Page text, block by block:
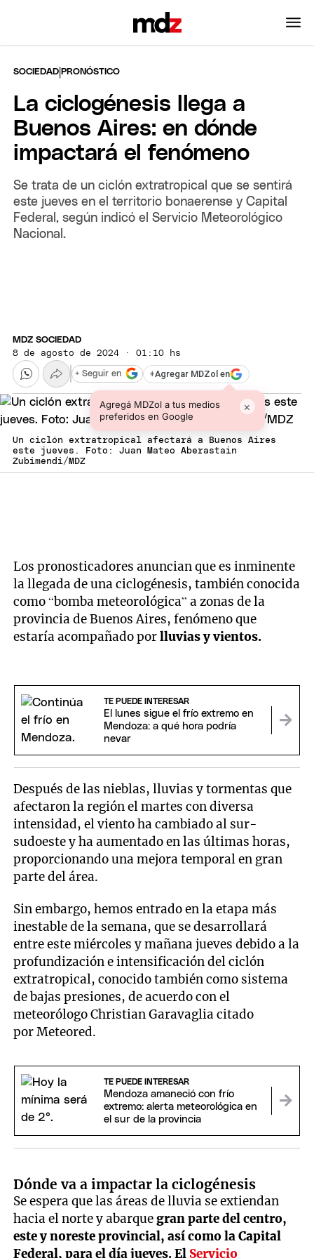
SOCIEDAD |PRONÓSTICO
La ciclogénesis llega a
Buenos Aires: en dónde
impactará el fenómeno
Se trata de un ciclón extratropical que se sentirá
este jueves en el territorio bonaerense y Capital
Federal, según indicó el Servicio Meteorológico
Nacional.
MDZ SOCIEDAD
8 de agosto de 2024 · 01:10 hs
+Agregar MDZol en
Agregá MDZol a tus medios
preferidos en Google
×
+ Seguir en
Un ciclón extratropical afectará a Buenos Aires
este jueves. Foto: Juan Mateo Aberastain
Zubimendi/MDZ
Los pronosticadores anuncian que es inminente
la llegada de una ciclogénesis, también conocida
como “bomba meteorológica” a zonas de la
provincia de Buenos Aires, fenómeno que
estaría acompañado porlluvias y vientos.
TE PUEDE INTERESAR
El lunes sigue el frío extremo en
Mendoza: a qué hora podría
nevar
Después de las nieblas, lluvias y tormentas que
afectaron la región el martes con diversa
intensidad, el viento ha cambiado al sur-
sudoeste y ha aumentado en las últimas horas,
proporcionando una mejora temporal en gran
parte del área.
Sin embargo, hemos entrado en la etapa más
inestable de la semana, que se desarrollará
entre este miércoles y mañana jueves debido a la
profundización e intensificación del ciclón
extratropical, conocido también como sistema
de bajas presiones, de acuerdo con el
meteorólogo Christian Garavaglia citado
por Meteored.
TE PUEDE INTERESAR
Mendoza amaneció con frío
extremo: alerta meteorológica en
el sur de la provincia
Dónde va a impactar la ciclogénesis
Se espera que las áreas de lluvia se extiendan
hacia el norte y abarquegran parte del centro,
este y noreste provincial, así como la Capital
Federal, para el día jueves. El Servicio